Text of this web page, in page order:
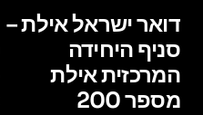
דואר ישראל אילת –
סניף היחידה
המרכזית אילת
מספר 200